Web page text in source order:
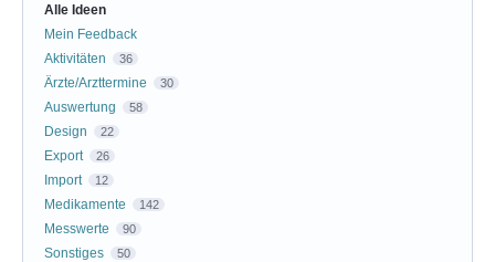
Alle Ideen
Mein Feedback
Aktivitäten
36
Ärzte/Arzttermine 30
Auswertung 58
Design 22
Export 26
Import 12
Medikamente 142
Messwerte 90
Sonstiges 50